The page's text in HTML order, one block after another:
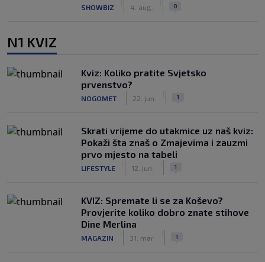
SHOWBIZ 4. aug. 0
N1 KVIZ
Kviz: Koliko pratite Svjetsko
prvenstvo?
NOGOMET 22. jun. 1
Skrati vrijeme do utakmice uz naš kviz:
Pokaži šta znaš o Zmajevima i zauzmi
prvo mjesto na tabeli
LIFESTYLE 12. jun. 1
KVIZ: Spremate li se za Koševo?
Provjerite koliko dobro znate stihove
Dine Merlina
MAGAZIN 31. mar. 1